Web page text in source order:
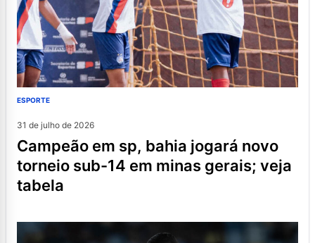
ESPORTE
31 de julho de 2026
campeão em sp, bahia jogará novo
torneio sub-14 em minas gerais; veja
tabela